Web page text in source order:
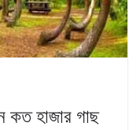
কত হাজার গাছ